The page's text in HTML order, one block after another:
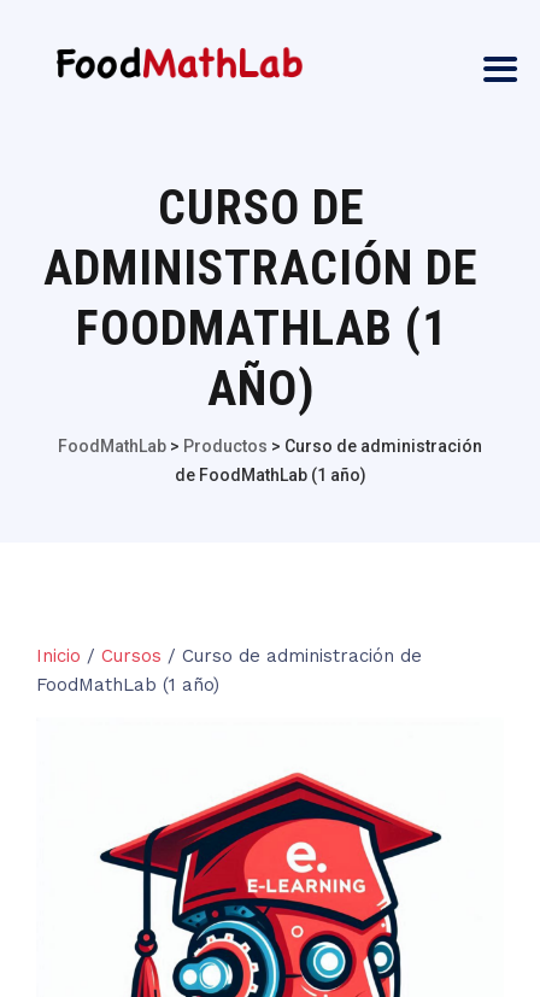
CURSO DE
ADMINISTRACIÓN DE
FOODMATHLAB (1
AÑO)
FoodMathLab > Productos > Curso de administración
de FoodMathLab (1 año)
Inicio / Cursos / Curso de administración de
FoodMathLab (1 año)